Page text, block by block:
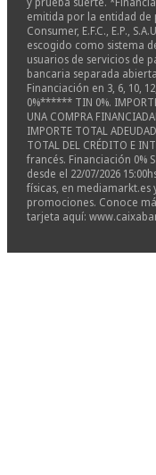
emitida por la entidad de
Consumer, E.F.C., E.P.,
escogido como sistema
usuarios de servicios de
bancaria separada abierta
Financiación en 3, 6, 10,
0%****** TIN 0%.
UNA COMPRA
IMPORTE TOTAL
TOTAL DEL CRÉDITO E
francés. Financiación 0%
desde el 22/07/2026
físicas, en
promociones. Conoce
tarjeta aquí: